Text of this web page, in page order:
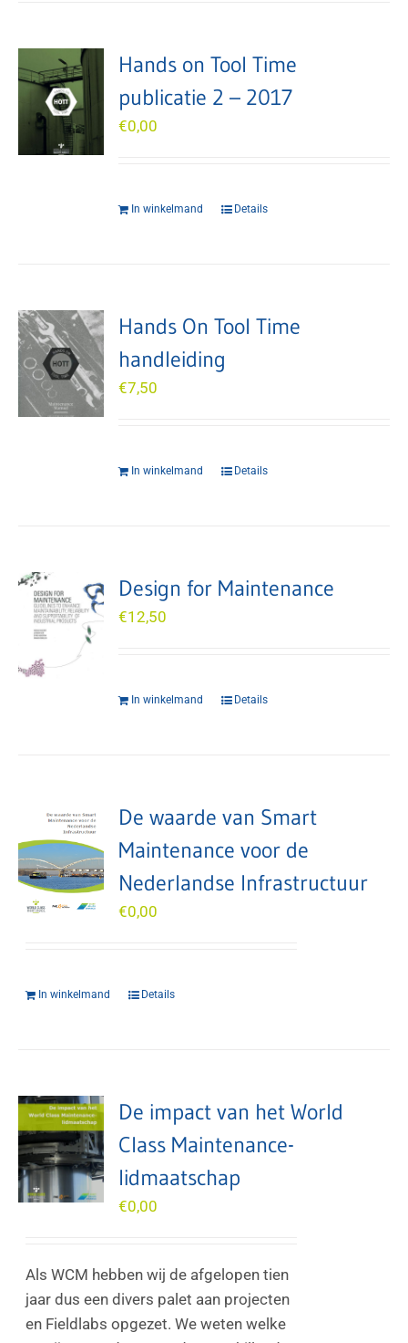
Hands on Tool Time
publicatie 2 – 2017
€0,00
In winkelmand Details
Hands On Tool Time
handleiding
€7,50
In winkelmand Details
Design for Maintenance
€12,50
In winkelmand Details
De waarde van Smart
Maintenance voor de
Nederlandse Infrastructuur
€0,00
In winkelmand Details
De impact van het World
Class Maintenance-
lidmaatschap
€0,00
Als WCM hebben wij de afgelopen tien
jaar dus een divers palet aan projecten
en Fieldlabs opgezet. We weten welke